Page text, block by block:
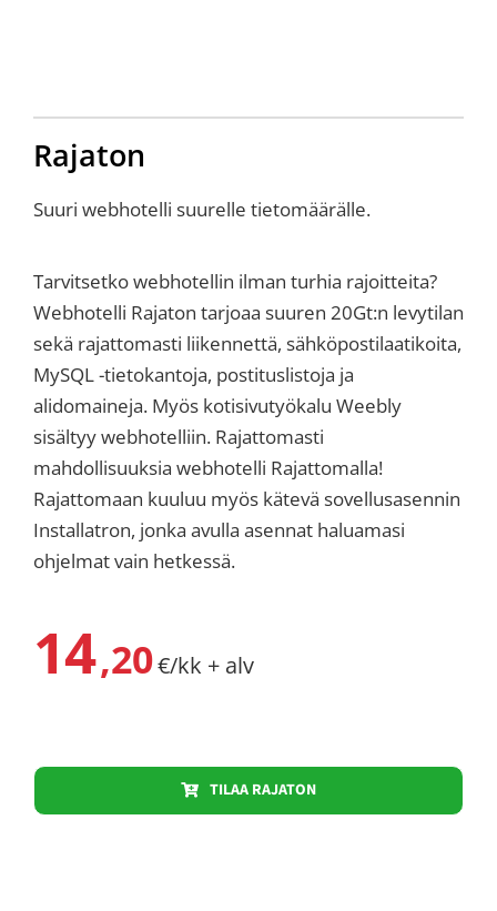
Rajaton
Suuri webhotelli suurelle tietomäärälle.
Tarvitsetko webhotellin ilman turhia rajoitteita?
Webhotelli Rajaton tarjoaa suuren 20Gt:n levytilan
sekä rajattomasti liikennettä, sähköpostilaatikoita,
MySQL -tietokantoja, postituslistoja ja
alidomaineja. Myös kotisivutyökalu Weebly
sisältyy webhotelliin. Rajattomasti
mahdollisuuksia webhotelli Rajattomalla!
Rajattomaan kuuluu myös kätevä sovellusasennin
Installatron, jonka avulla asennat haluamasi
ohjelmat vain hetkessä.
14,20€/kk + alv
TILAA RAJATON